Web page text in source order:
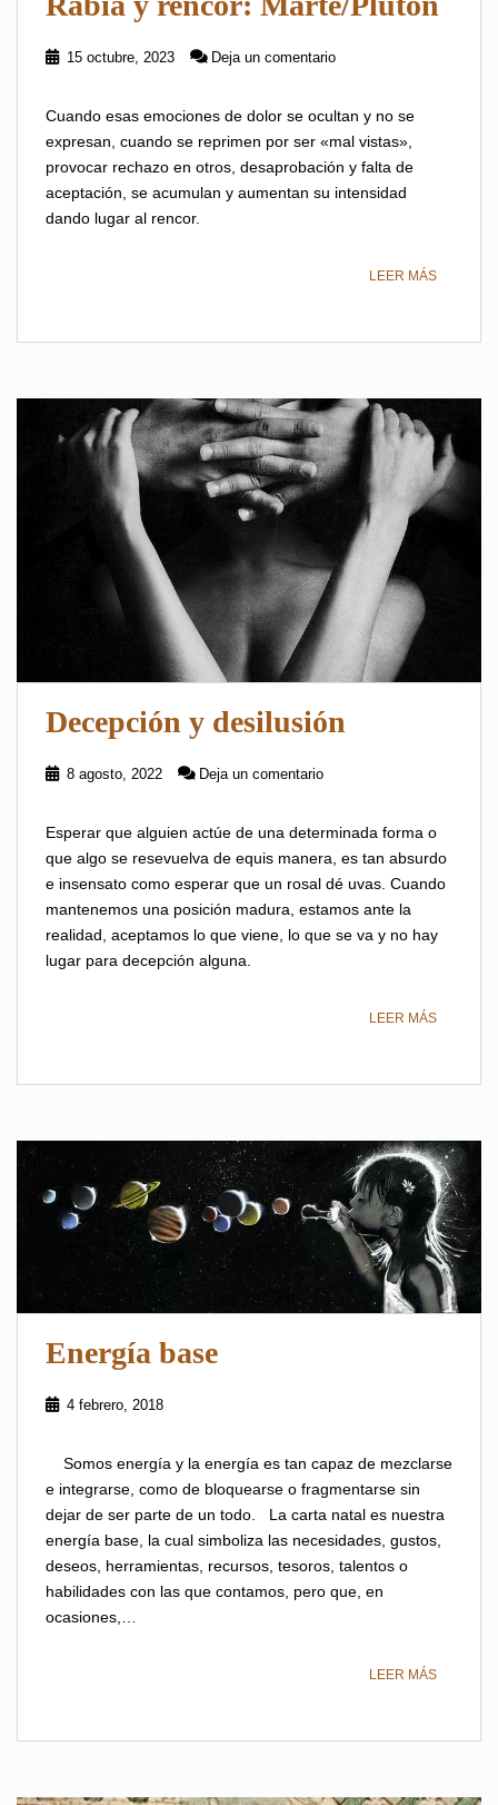
15 octubre, 2023 Deja un comentario
Cuando esas emociones de dolor se ocultan y no se
expresan, cuando se reprimen por ser «mal vistas»,
provocar rechazo en otros, desaprobación y falta de
aceptación, se acumulan y aumentan su intensidad
dando lugar al rencor.
LEER MÁS
Decepción y desilusión
8 agosto, 2022 Deja un comentario
Esperar que alguien actúe de una determinada forma o
que algo se resevuelva de equis manera, es tan absurdo
e insensato como esperar que un rosal dé uvas. Cuando
mantenemos una posición madura, estamos ante la
realidad, aceptamos lo que viene, lo que se va y no hay
lugar para decepción alguna.
LEER MÁS
Energía base
4 febrero, 2018
Somos energía y la energía es tan capaz de mezclarse
e integrarse, como de bloquearse o fragmentarse sin
dejar de ser parte de un todo. La carta natal es nuestra
energía base, la cual simboliza las necesidades, gustos,
deseos, herramientas, recursos, tesoros, talentos o
habilidades con las que contamos, pero que, en
ocasiones,…
LEER MÁS